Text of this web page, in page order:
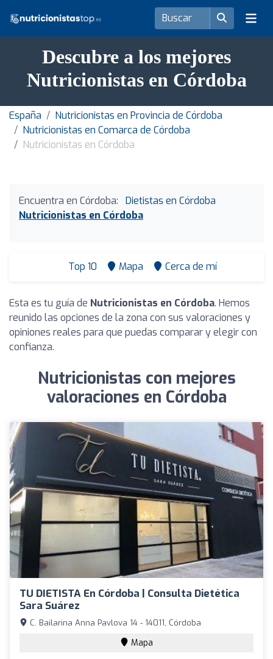
Descubre a los mejores
Nutricionistas en Córdoba
España
Nutricionistas en Provincia de Córdoba
Nutricionistas en Comarca de Córdoba
Nutricionistas en Córdoba
Encuentra en Córdoba:
Dietistas en Córdoba
Nutricionistas en Córdoba
Top 10 Mapa Cerca de mí
Esta es tu guía de Nutricionistas en Córdoba. Hemos
reunido las opciones de la zona con sus valoraciones y
opiniones reales para que puedas comparar y elegir con
confianza.
Nutricionistas con mejores
valoraciones en Córdoba
TU DIETISTA En Córdoba | Consulta Dietética
Sara Suárez
C. Bailarina Anna Pavlova 14 - 14011, Córdoba
Mapa